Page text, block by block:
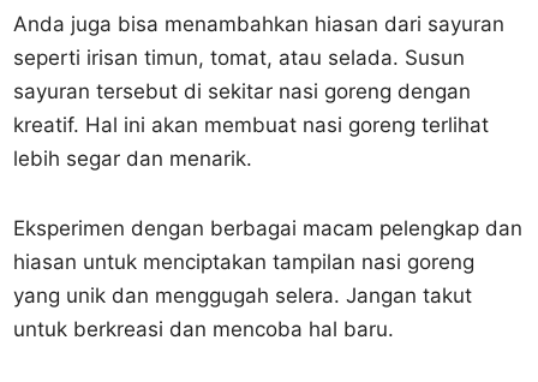
Anda juga bisa menambahkan hiasan dari sayuran
seperti irisan timun, tomat, atau selada. Susun
sayuran tersebut di sekitar nasi goreng dengan
kreatif. Hal ini akan membuat nasi goreng terlihat
lebih segar dan menarik.
Eksperimen dengan berbagai macam pelengkap dan
hiasan untuk menciptakan tampilan nasi goreng
yang unik dan menggugah selera. Jangan takut
untuk berkreasi dan mencoba hal baru.